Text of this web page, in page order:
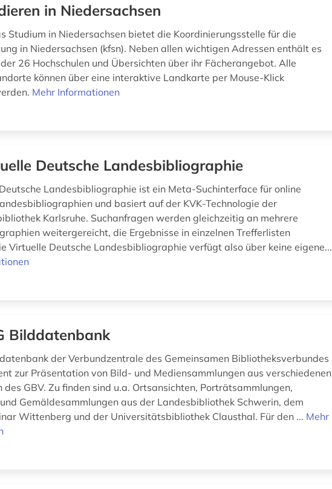
in Niedersachsen
Studium in Niedersachsen bietet die Koordinierungsstelle für die
in Niedersachsen (kfsn). Neben allen wichtigen Adressen enthält es
26 Hochschulen und Übersichten über ihr Fächerangebot. Alle
können über eine interaktive Landkarte per Mouse-Klick
Mehr Informationen
Deutsche Landesbibliographie
Landesbibliographie ist ein Meta-Suchinterface für online
und basiert auf der KVK-Technologie der
Karlsruhe. Suchanfragen werden gleichzeitig an mehrere
weitergereicht, die Ergebnisse in einzelnen Trefferlisten
Virtuelle Deutsche Landesbibliographie verfügt also über keine eigene...
Bilddatenbank
der Verbundzentrale des Gemeinsamen Bibliotheksverbundes
zur Präsentation von Bild- und Mediensammlungen aus verschiedenen
des GBV. Zu finden sind u.a. Ortsansichten, Porträtsammlungen,
Gemäldesammlungen aus der Landesbibliothek Schwerin, dem
Wittenberg und der Universitätsbibliothek Clausthal. Für den ... Mehr